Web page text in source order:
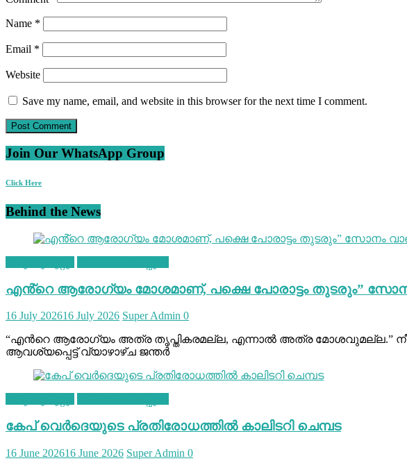
Name *
Email *
Website
Save my name, email, and website in this browser for the next time I comment.
Join Our WhatsApp Group
Click Here
Behind the News
എൻ്റെ ആരോഗ്യം മോശമാണ്, പക്ഷെ പോരാട്ടം തുടരും”
16 July 202616 July 2026 Super Admin 0
“എന്‍റെ ആരോഗ്യം അത്ര തൃപ്തികരമല്ല, എന്നാൽ അത്ര മോശവുമല്ല.” നീറ്റ്
ആവശ്യപ്പെട്ട് വ്യാഴാഴ്ച ജന്തർ
കേപ് വെര്‍ദെയുടെ പ്രതിരോധത്തില്‍ കാലിടറി ചെമ്പട
16 June 202616 June 2026 Super Admin 0